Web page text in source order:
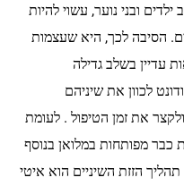
ובני נוער, עשוי להיות
הסיבה לכך, היא שעצמות
עדיין בשלב גדילה
לכוון את שיניהם
את זמן הטיפול . לעומת
מפותחות במלואן בנוסף
הזזת השיניים הוא איטי